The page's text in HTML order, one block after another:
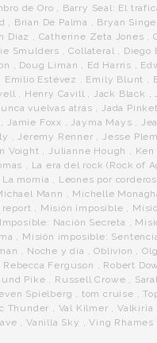
de Oro , Barry Seal: El
, Brian De Palma , Bryan
Diaz , Catherine Zeta Jones ,
Smulders ,Collateral , Diego
, Doug Liman , Ed Harris ,
Emilio Estévez , Emily Blunt ,
, Henry Cavill , Jack Black ,
vuelvas atrás ,Jada
,Jamie Foxx ,Jayma Mays ,
,Jeremy Renner ,Jesse
Voight ,Julianne Hough , Ken
, La era del rock (Rock of
La momia , Leones por corderos
Mann , Michelle
, Misión imposible ,
Nación Secreta ,
, Misión imposible:
, Noche y día ,Oblivion ,
Rebecca Ferguson , Robert
Pike , Russell Crowe ,
Spielberg , tom cruise ,
Thunder , Val Kilmer ,Valkiria
,Vanilla Sky ,Ving Rhames